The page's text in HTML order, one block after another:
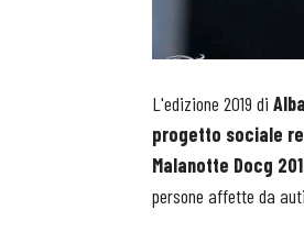
L'edizione 2019 di
progetto sociale
Malanotte Docg
persone affette da